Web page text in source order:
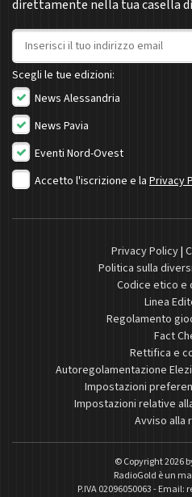
direttamente nella tua casella
Indirizzo email
Scegli le tue edizioni:
News Alessandria
News Pavia
Eventi Nord-Ovest
Accetto l'iscrizione e la Privacy
Privacy Policy|
Politica sulla
Codice etico e
Linea
Regolamento
Fact
Rettifica e
Autoregolamentazione
Impostazioni
Impostazioni relative
Avviso alla
© Copyright 2026
RadioGold è un
P.IVA 02096050063 - Email: